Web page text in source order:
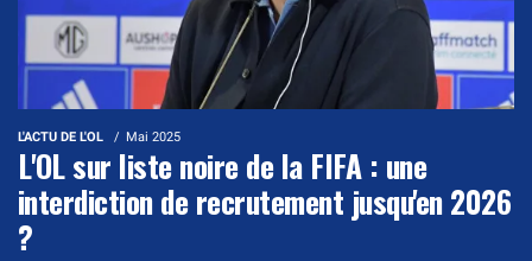
L'ACTU DE L'OL Mai 2025
L'OL sur liste noire de la FIFA : une
interdiction de recrutement jusqu'en 2026
?